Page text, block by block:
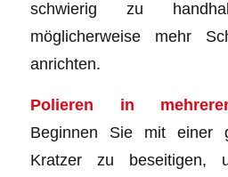
schwierig zu
möglicherweise mehr
anrichten.
Polieren in
Beginnen Sie mit einer
Kratzer zu beseitigen,